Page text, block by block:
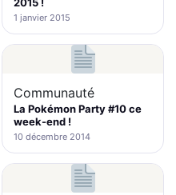
1 janvier 2015
Communauté
La Pokémon Party #10 ce
week-end !
10 décembre 2014